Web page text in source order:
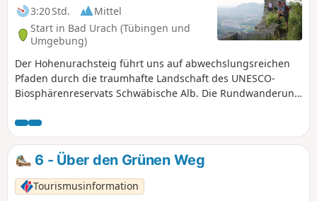
3:20 Std.
Mittel
Start in Bad Urach (Tübingen und
Umgebung)
Der Hohenurachsteig führt uns auf abwechslungsreichen
Pfaden durch die traumhafte Landschaft des UNESCO-
Biosphärenreservats Schwäbische Alb. Die Rundwanderung
Hanner Felsen. Dort werden wir mit einzigartigen
Ausblicken über die Stadt und die Hügellandschaft der
Schwäbischen Alb belohnt. Über schmale Waldpfade und
einen Wiesenweg geht es zu den Eppenzillfelsen, wo wir in
der Ferne den Uracher Wasserfall und die Burgruine
Hohenurach entdecken. Vom höchsten Punkt der
6 - Über den Grünen Weg
Tourismusinformation